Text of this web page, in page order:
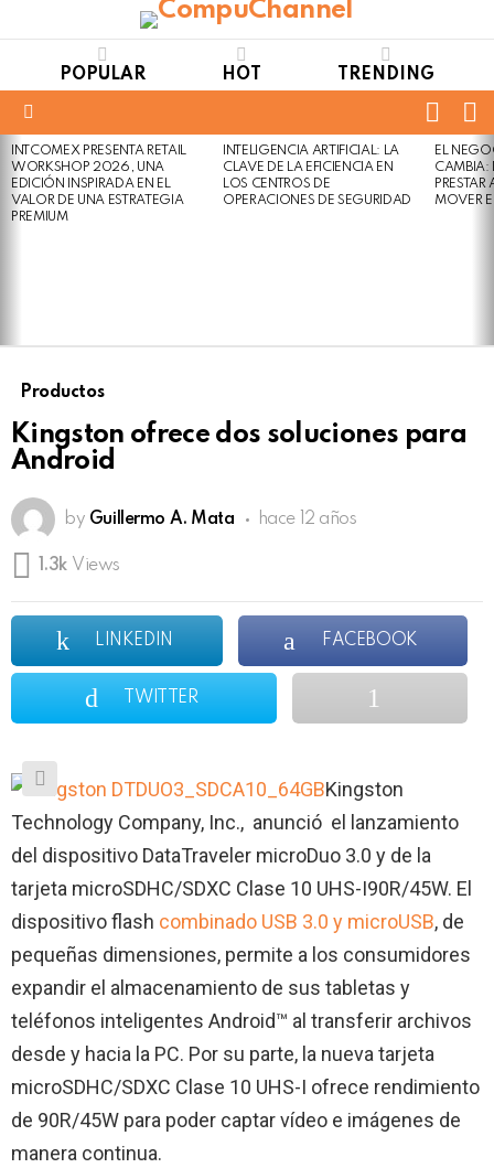
POPULAR HOT TRENDING
LATEST
STORIES
INTCOMEX PRESENTA RETAIL
WORKSHOP 2026, UNA
EDICIÓN INSPIRADA EN EL
VALOR DE UNA ESTRATEGIA
PREMIUM
INTELIGENCIA ARTIFICIAL: LA
CLAVE DE LA EFICIENCIA EN
LOS CENTROS DE
OPERACIONES DE SEGURIDAD
EL
CAMBIA:
MOVER
Productos
Kingston ofrece dos soluciones para
Android
by Guillermo A. Mata hace 12 años
1.3k Views
LINKEDIN FACEBOOK
TWITTER
Kingston
Technology Company, Inc., anunció el lanzamiento
del dispositivo DataTraveler microDuo 3.0 y de la
tarjeta microSDHC/SDXC Clase 10 UHS-I90R/45W. El
dispositivo flash combinado USB 3.0 y microUSB, de
pequeñas dimensiones, permite a los consumidores
expandir el almacenamiento de sus tabletas y
teléfonos inteligentes Android™ al transferir archivos
desde y hacia la PC. Por su parte, la nueva tarjeta
microSDHC/SDXC Clase 10 UHS-I ofrece rendimiento
de 90R/45W para poder captar vídeo e imágenes de
manera continua.